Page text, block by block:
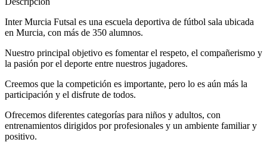
Inter Murcia Futsal es una escuela deportiva de fútbol sala ubicada
en Murcia, con más de 350 alumnos.
Nuestro principal objetivo es fomentar el respeto, el compañerismo y
la pasión por el deporte entre nuestros jugadores.
Creemos que la competición es importante, pero lo es aún más la
participación y el disfrute de todos.
Ofrecemos diferentes categorías para niños y adultos, con
entrenamientos dirigidos por profesionales y un ambiente familiar y
positivo.